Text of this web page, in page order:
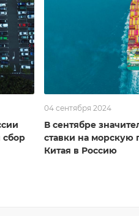
сбор
04 сентября 2024
В сентябре
ставки на морскую
Китая в Россию